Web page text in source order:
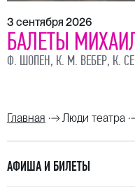
3 сентября 2026
БАЛЕТЫ
Ф. ШОПЕН, К. М. ВЕБЕР, К.
Главная Люди театра
АФИША И БИЛЕТЫ